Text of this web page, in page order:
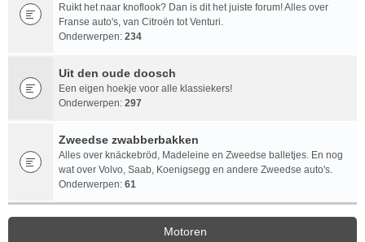
Ruikt het naar knoflook? Dan is dit het juiste forum! Alles over
Franse auto's, van Citroën tot Venturi.
Onderwerpen: 234
Uit den oude doosch
Een eigen hoekje voor alle klassiekers!
Onderwerpen: 297
Zweedse zwabberbakken
Alles over knäckebröd, Madeleine en Zweedse balletjes. En nog
wat over Volvo, Saab, Koenigsegg en andere Zweedse auto's.
Onderwerpen: 61
Motoren